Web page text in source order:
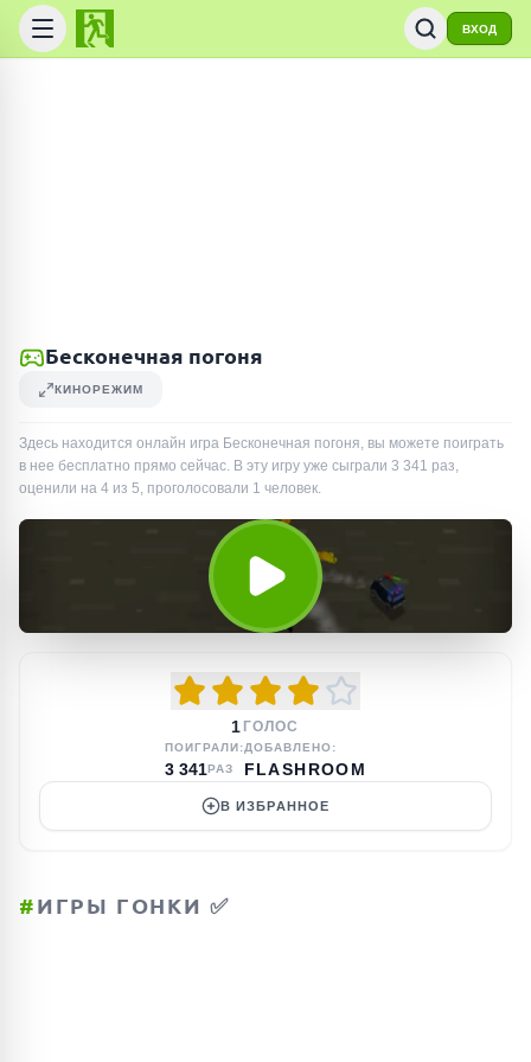
ВХОД
Бесконечная погоня
КИНОРЕЖИМ
Здесь находится онлайн игра Бесконечная погоня, вы можете поиграть
в нее бесплатно прямо сейчас. В эту игру уже сыграли 3 341 раз,
оценили на 4 из 5, проголосовали 1 человек.
1 ГОЛОС
ПОИГРАЛИ:
3 341РАЗ
ДОБАВЛЕНО:
FLASHROOM
В ИЗБРАННОЕ
#ИГРЫ ГОНКИ ✅